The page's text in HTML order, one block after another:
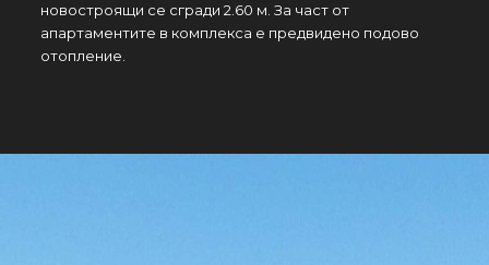
новостроящи се сгради 2.60 м. За част от
апартаментите в комплекса е предвидено подово
отопление.